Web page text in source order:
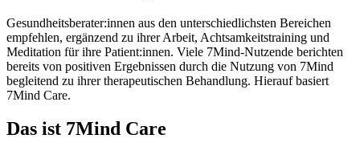
Gesundheitsberater:innen aus den unterschiedlichsten Bereichen
empfehlen, ergänzend zu ihrer Arbeit, Achtsamkeitstraining und
Meditation für ihre Patient:innen. Viele 7Mind-Nutzende berichten
bereits von positiven Ergebnissen durch die Nutzung von 7Mind
begleitend zu ihrer therapeutischen Behandlung. Hierauf basiert
7Mind Care.
Das ist 7Mind Care